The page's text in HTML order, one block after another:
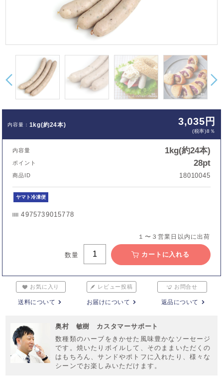
1kg(約24本) 3,035円
(税率)8％
内容量 1kg(約24本)
ポイント 28pt
商品ID 18010045
ヤマト冷凍便
4975739015778
１〜３営業日以内に出荷
数量 カートに入れる
お気に入り レビュー投稿 お問合せ
送料について お届けについて 返品について
奥村 敏樹 カスタマーサポート
数種類のハーブをきかせた風味豊かなソーセージ
です。焼いたりボイルして、そのままいただくの
はもちろん、サンドやポトフに入れたり、様々な
シーンでお楽しみいただけます。